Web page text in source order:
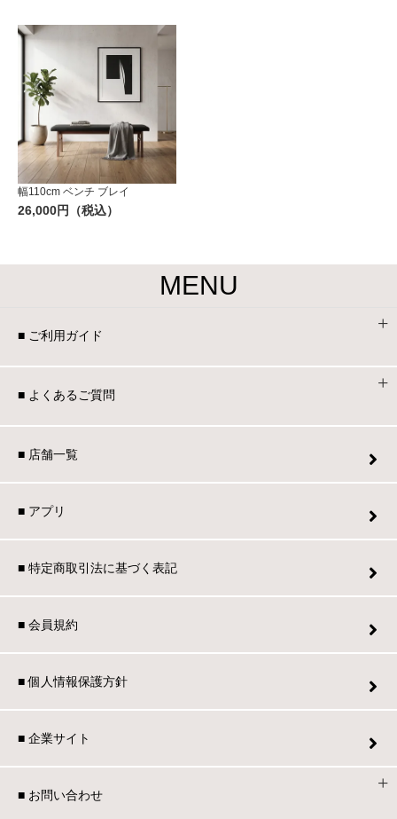
幅110cm ベンチ ブレイ
26,000円（税込）
MENU
■ ご利用ガイド
■ よくあるご質問
■ 店舗一覧
■ アプリ
■ 特定商取引法に基づく表記
■ 会員規約
■ 個人情報保護方針
■ 企業サイト
■ お問い合わせ